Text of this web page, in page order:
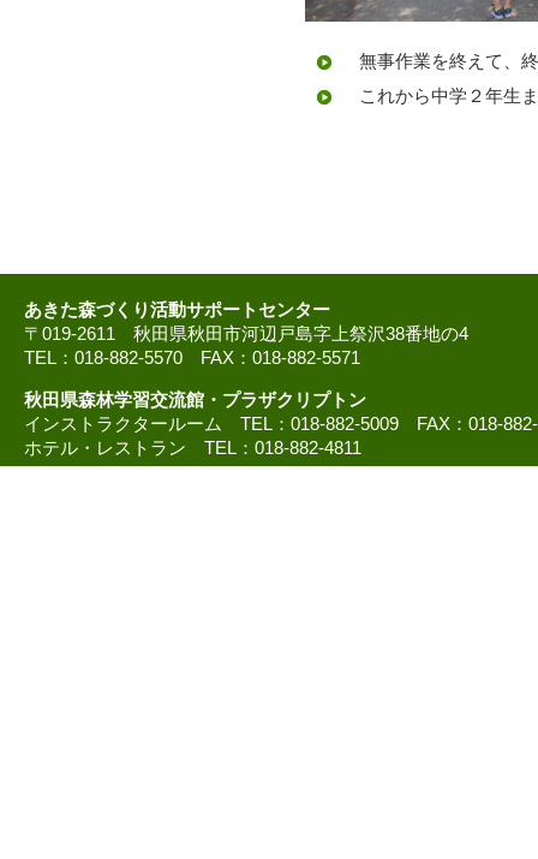
無事作業を終えて、
これから中学２年生
あきた森づくり活動サポートセンター
〒019-2611 秋田県秋田市河辺戸島字上祭沢38番地の4
TEL：018-882-5570 FAX：018-882-5571
秋田県森林学習交流館・プラザクリプトン
インストラクタールーム TEL：018-882-5009 FAX：018-
ホテル・レストラン TEL：018-882-4811